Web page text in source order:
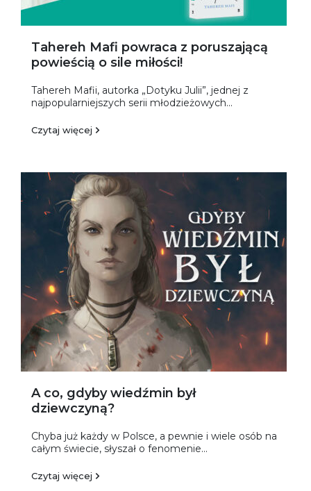
Tahereh Mafi powraca z poruszającą
powieścią o sile miłości!
Tahereh Mafii, autorka „Dotyku Julii”, jednej z
najpo­pularniejszych serii młodzieżowych...
Czytaj więcej
A co, gdyby wiedźmin był
dziewczyną?
Chyba już każdy w Polsce, a pewnie i wiele osób na
całym świecie, słyszał o fenomenie...
Czytaj więcej